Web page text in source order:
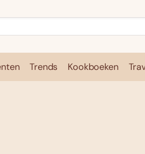
Trends Kookboeken